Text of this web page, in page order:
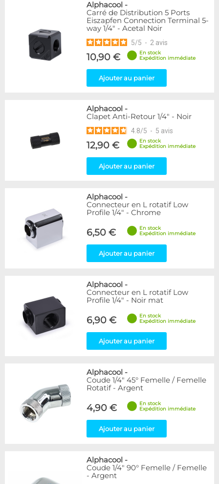
Alphacool -
Carré de Distribution 5 Ports
Eiszapfen Connection Terminal 5-
way 1/4" - Acetal Noir
5/5 - 2 avis
10,90 €
En stock
Expédition immédiate
Ajouter au panier
Alphacool -
Clapet Anti-Retour 1/4" - Noir
4.8/5 - 5 avis
12,90 €
En stock
Expédition immédiate
Ajouter au panier
Alphacool -
Connecteur en L rotatif Low
Profile 1/4" - Chrome
6,50 €
En stock
Expédition immédiate
Ajouter au panier
Alphacool -
Connecteur en L rotatif Low
Profile 1/4" - Noir mat
6,90 €
En stock
Expédition immédiate
Ajouter au panier
Alphacool -
Coude 1/4" 45° Femelle / Femelle
Rotatif - Argent
4,90 €
En stock
Expédition immédiate
Ajouter au panier
Alphacool -
Coude 1/4" 90° Femelle / Femelle
- Argent